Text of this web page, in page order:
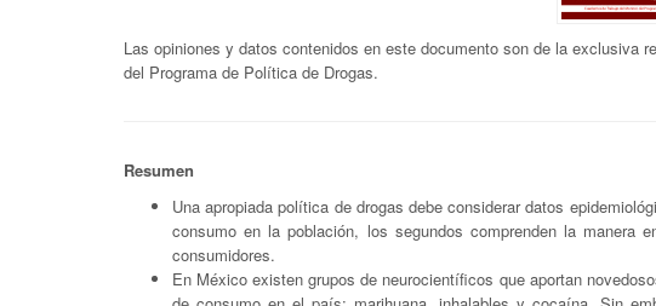
Las opiniones y datos contenidos en este documento son de la exclusiva
del Programa de Política de Drogas.
Resumen
Una apropiada política de drogas debe considerar datos
consumo en la población, los segundos comprenden la
consumidores.
En México existen grupos de neurocientíficos que aportan